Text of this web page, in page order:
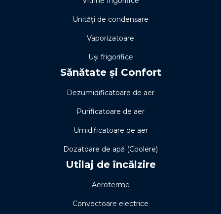
Unități de condensare
Vaporizatoare
Uși frigorifice
Sănătate și Confort
Dezumidificatoare de aer
Purificatoare de aer
Umidificatoare de aer
Dozatoare de apă (Coolere)
Utilaj de încălzire
Aeroterme
Convectoare electrice